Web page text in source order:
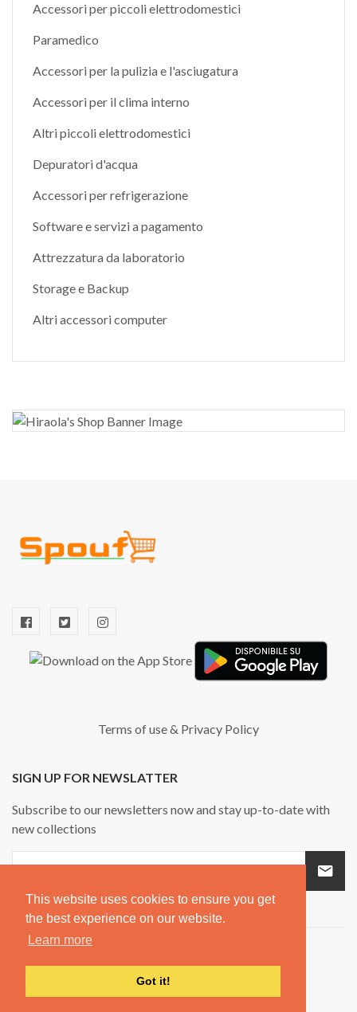
This website uses cookies to ensure you get
the best experience on our website.
Learn more
Got it!
Accessori per piccoli elettrodomestici
Paramedico
Accessori per la pulizia e l'asciugatura
Accessori per il clima interno
Altri piccoli elettrodomestici
Depuratori d'acqua
Accessori per refrigerazione
Software e servizi a pagamento
Attrezzatura da laboratorio
Storage e Backup
Altri accessori computer
Terms of use& Privacy Policy
SIGN UP FOR NEWSLATTER
Subscribe to our newsletters now and stay up-to-date with
new collections
Copyright © 2026Spouf.All rights reserved.